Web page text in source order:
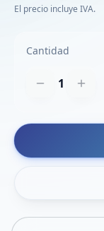
El precio incluye IVA.
Cantidad
1